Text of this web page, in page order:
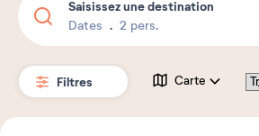
Saisissez une destination
Dates 2 pers.
Filtres Carte